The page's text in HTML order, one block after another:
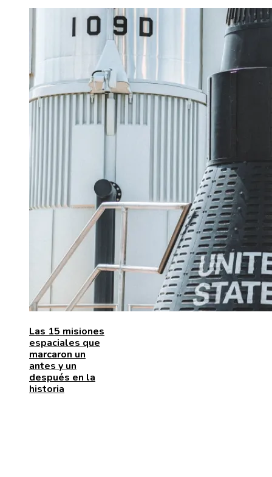
Las 15 misiones
espaciales que
marcaron un
antes y un
después en la
historia